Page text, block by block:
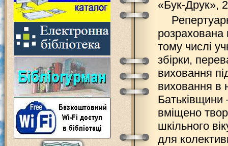
«Бук-Друк»,
розрахована
тому числі
збірки,
виховання
виховання в
Батьківщини
вміщено
шкільного
для